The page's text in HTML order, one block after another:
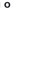
Terapeuta
como
o